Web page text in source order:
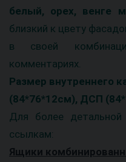
белый, орех, венге
близкий к цвету
в своей
комментариях.
Размер внутреннего
(84*76*12см), ДСП
Для более
ссылкам:
Ящики